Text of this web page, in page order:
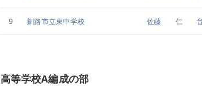
9 釧路市立東中学校 佐藤 仁
高等学校A編成の部